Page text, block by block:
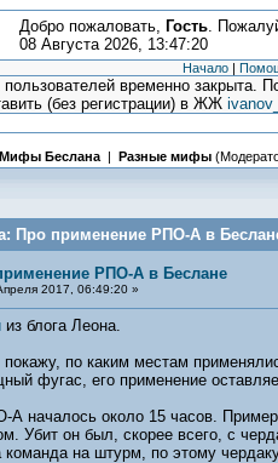
Добро пожаловать, Гость.
08 Августа 2026, 13:47:20
Начало |
пользователей временно закрыта.
(без регистрации) в ЖЖ
Беслана | Разные мифы
Про применение РПО-А в
РПО-А в Беслане
2017, 06:49:20 »
из блога Леона.
по каким местам
фугас, его применение
А началось около 15 часов.
Убит он был, скорее всего, с
команда на штурм, по этому